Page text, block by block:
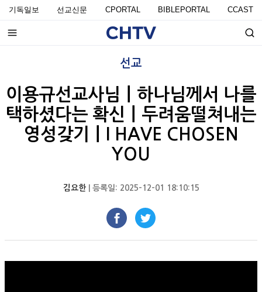
기독일보 선교신문 CPORTAL BIBLEPORTAL CCAST
선교
이용규선교사님ㅣ하나님께서 나를
택하셨다는 확신ㅣ두려움떨쳐내는
영성갖기ㅣI HAVE CHOSEN
YOU
김요한| 등록일: 2025-12-01 18:10:15